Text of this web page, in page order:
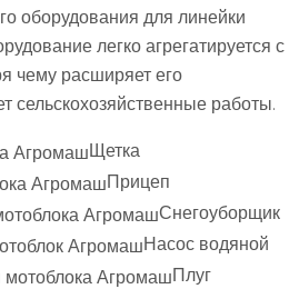
оборудования для линейки
легко агрегатируется с
чему расширяет его
сельскохозяйственные работы.
Щетка
Прицеп
Снегоуборщик
Насос водяной
Плуг